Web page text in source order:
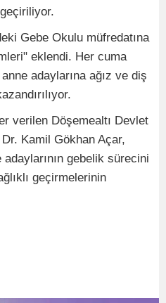
Gebe Okulu müfredatına
eklendi. Her cuma
adaylarına ağız ve diş
verilen Döşemealtı Devlet
Kamil Gökhan Açar,
gebelik sürecini
geçirmelerinin